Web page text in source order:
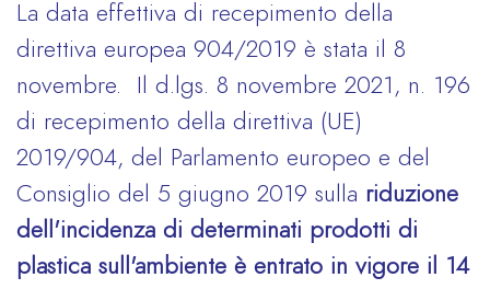
La data effettiva di recepimento della
direttiva europea 904/2019 è stata il 8
novembre. Il d.lgs. 8 novembre 2021, n. 196
di recepimento della direttiva (UE)
2019/904, del Parlamento europeo e del
Consiglio del 5 giugno 2019 sulla riduzione
dell'incidenza di determinati prodotti di
plastica sull'ambiente è entrato in vigore il 14